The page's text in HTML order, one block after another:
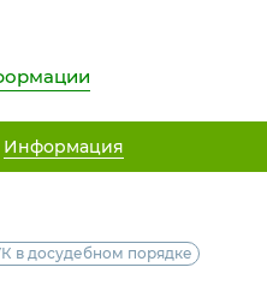
Информация
в досудебном порядке